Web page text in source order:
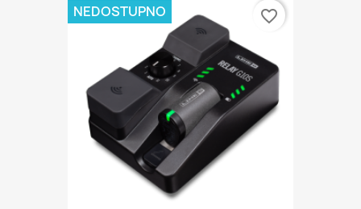
NEDOSTUPNO favorite_border